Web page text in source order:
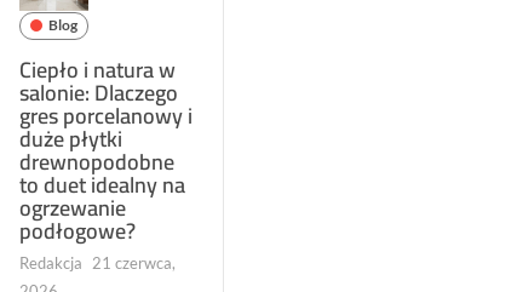
Blog
Ciepło i natura w
salonie: Dlaczego
gres porcelanowy i
duże płytki
drewnopodobne
to duet idealny na
ogrzewanie
podłogowe?
Redakcja
21 czerwca,